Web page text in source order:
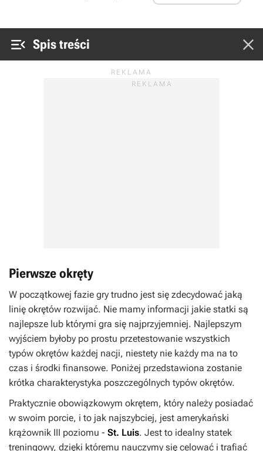
 Spis treści 
Pierwsze okręty
W początkowej fazie gry trudno jest się zdecydować jaką
linię okrętów rozwijać. Nie mamy informacji jakie statki są
najlepsze lub którymi gra się najprzyjemniej. Najlepszym
wyjściem byłoby po prostu przetestowanie wszystkich
typów okrętów każdej nacji, niestety nie każdy ma na to
czas i środki finansowe. Poniżej przedstawiona zostanie
krótka charakterystyka poszczególnych typów okrętów.
Praktycznie obowiązkowym okrętem, który należy posiadać
w swoim porcie, i to jak najszybciej, jest amerykański
krążownik III poziomu - St. Luis. Jest to idealny statek
treningowy, dzięki któremu nauczymy się celować i trafiać